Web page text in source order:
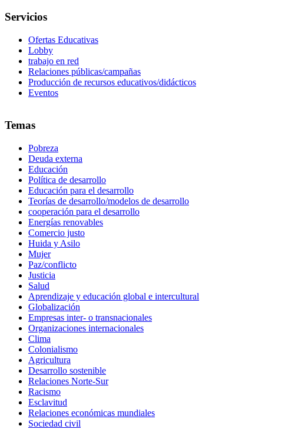
Servicios
Ofertas Educativas
Lobby
trabajo en red
Relaciones públicas/campañas
Producción de recursos educativos/didácticos
Eventos
Temas
Pobreza
Deuda externa
Educación
Política de desarrollo
Educación para el desarrollo
Teorías de desarrollo/modelos de desarrollo
cooperación para el desarrollo
Energías renovables
Comercio justo
Huida y Asilo
Mujer
Paz/conflicto
Justicia
Salud
Aprendizaje y educación global e intercultural
Globalización
Empresas inter- o transnacionales
Organizaciones internacionales
Clima
Colonialismo
Agricultura
Desarrollo sostenible
Relaciones Norte-Sur
Racismo
Esclavitud
Relaciones económicas mundiales
Sociedad civil